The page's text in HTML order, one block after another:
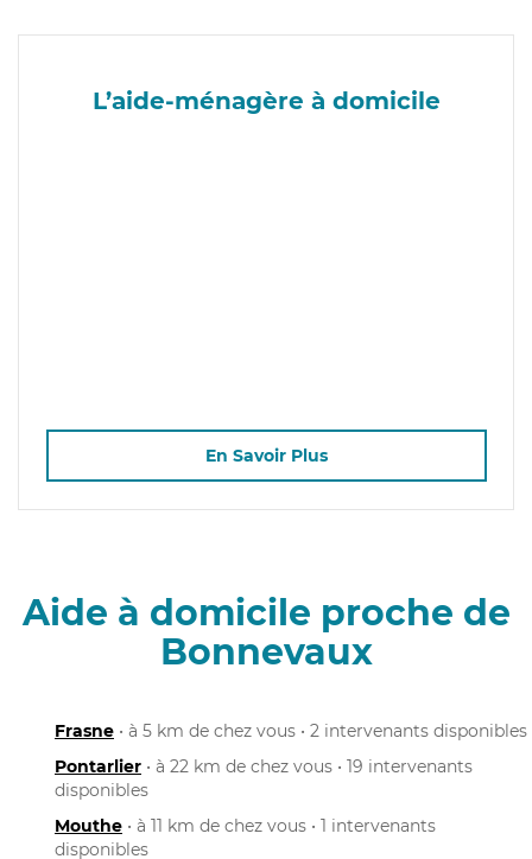
L’aide-ménagère à domicile
En Savoir Plus
Aide à domicile proche de
Bonnevaux
Frasne • à 5 km de chez vous • 2 intervenants disponibles
Pontarlier • à 22 km de chez vous • 19 intervenants
disponibles
Mouthe • à 11 km de chez vous • 1 intervenants
disponibles